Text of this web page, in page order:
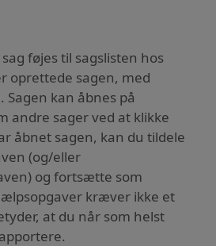
føjes til sagslisten hos
oprettede sagen, med
Sagen kan åbnes på
andre sager ved at klikke
åbnet sagen, kan du tildele
(og/eller
og fortsætte som
kræver ikke et
at du når som helst